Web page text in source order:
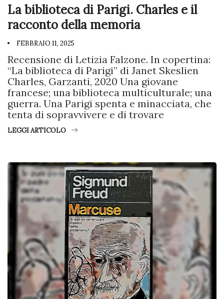
La biblioteca di Parigi. Charles e il
racconto della memoria
FEBBRAIO 11, 2025
Recensione di Letizia Falzone. In copertina:
“La biblioteca di Parigi” di Janet Skeslien
Charles, Garzanti, 2020 Una giovane
francese; una biblioteca multiculturale; una
guerra. Una Parigi spenta e minacciata, che
tenta di sopravvivere e di trovare
LEGGI ARTICOLO